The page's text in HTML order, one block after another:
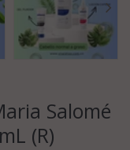
Salomé
(R)